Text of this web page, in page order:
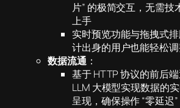
片” 的极简交互，无需技
上手
实时预览功能与拖拽式
计出身的用户也能轻松
数据流通：
基于 HTTP 协议的前后
LLM 大模型实现数据的
呈现，确保操作 “零延迟”